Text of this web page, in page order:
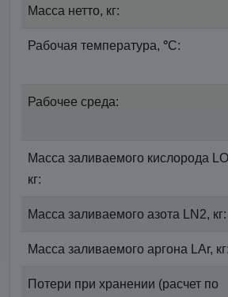
Масса нетто, кг:
Рабочая температура, °С:
Рабочее среда:
Масса заливаемого кислорода
кг:
Масса заливаемого азота LN2, кг:
Масса заливаемого аргона LAr, кг:
Потери при хранении (расчет по